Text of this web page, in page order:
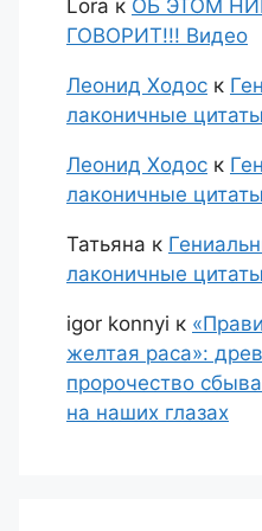
Lora к ОБ ЭТОМ
ГОВОРИТ!!! Видео
Леонид Ходос к
лаконичные
Леонид Ходос к
лаконичные
Татьяна к
лаконичные
igor konnyi к
желтая раса»:
пророчество
на наших глазах